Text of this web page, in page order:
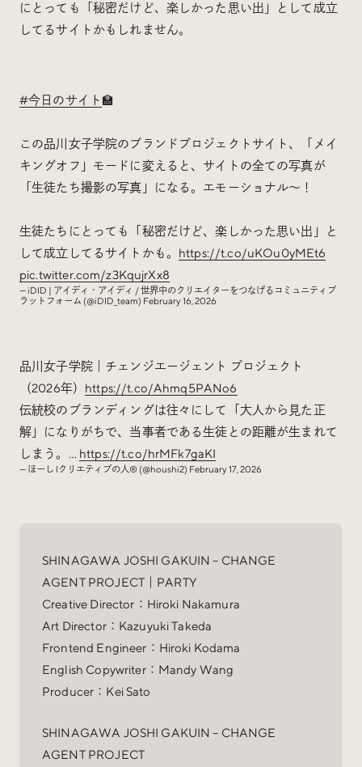
にとっても「秘密だけど、楽しかった思い出」として成立
してるサイトかもしれません。
#今日のサイト 🏫
この品川女子学院のブランドプロジェクトサイト、「メイ
キングオフ」モードに変えると、サイトの全ての写真が
「生徒たち撮影の写真」になる。エモーショナル〜！
生徒たちにとっても「秘密だけど、楽しかった思い出」と
して成立してるサイトかも。 https://t.co/uKOu0yMEt6
pic.twitter.com/z3KqujrXx8
— iDID | アイディ・アイディ / 世界中のクリエイターをつなげるコミュニティプ
ラットフォーム (@iDID_team) February 16, 2026
品川女子学院｜チェンジエージェント プロジェクト
（2026年） https://t.co/Ahmq5PANo6
伝統校のブランディングは往々にして「大人から見た正
解」になりがちで、当事者である生徒との距離が生まれて
しまう。… https://t.co/hrMFk7gaKI
— ほーし Iクリエティブの人®️ (@houshi2) February 17, 2026
SHINAGAWA JOSHI GAKUIN – CHANGE
AGENT PROJECT｜PARTY
Creative Director：Hiroki Nakamura
Art Director：Kazuyuki Takeda
Frontend Engineer：Hiroki Kodama
English Copywriter：Mandy Wang
Producer：Kei Sato
SHINAGAWA JOSHI GAKUIN – CHANGE
AGENT PROJECT